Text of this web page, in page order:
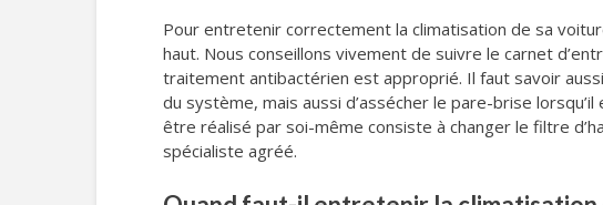
Pour entretenir correctement la climatisation de sa
haut. Nous conseillons vivement de suivre le carnet
traitement antibactérien est approprié. Il faut savoir
du système, mais aussi d’assécher le pare-brise
être réalisé par soi-même consiste à changer le filtre
spécialiste agréé.